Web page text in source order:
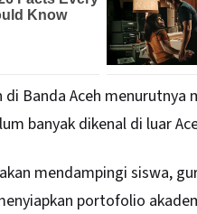
di Banda Aceh
banyak dikenal di luar
mendampingi siswa,
portofolio